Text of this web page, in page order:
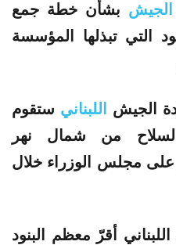
الجيش بشأن خطة جمع
التي تبذلها المؤسسة
الجيش اللبناني ستقوم
من شمال نهر
مجلس الوزراء خلال
اللبناني أقرّ معظم البنود